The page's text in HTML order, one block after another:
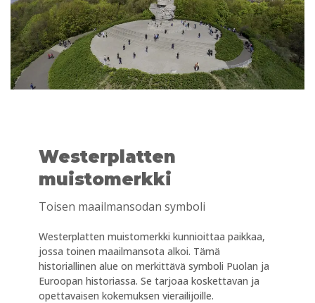
Westerplatten
muistomerkki
Toisen maailmansodan symboli
Westerplatten muistomerkki kunnioittaa paikkaa,
jossa toinen maailmansota alkoi. Tämä
historiallinen alue on merkittävä symboli Puolan ja
Euroopan historiassa. Se tarjoaa koskettavan ja
opettavaisen kokemuksen vierailijoille.